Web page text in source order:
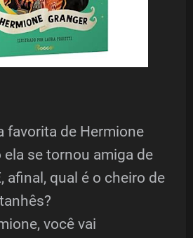
favorita de Hermione
ela se tornou amiga de
afinal, qual é o cheiro de
você vai